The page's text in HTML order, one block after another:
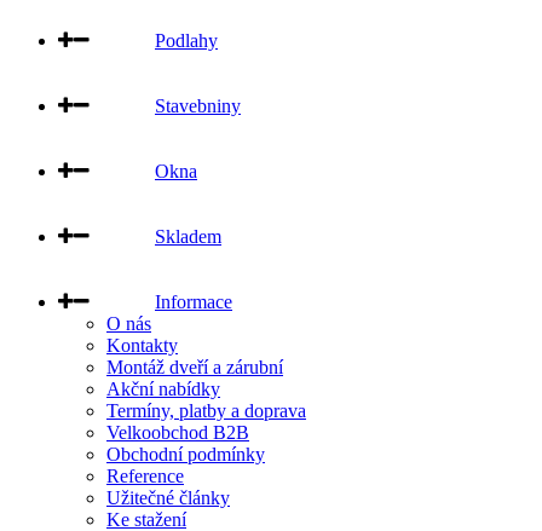
Podlahy
Stavebniny
Okna
Skladem
Informace
O nás
Kontakty
Montáž dveří a zárubní
Akční nabídky
Termíny, platby a doprava
Velkoobchod B2B
Obchodní podmínky
Reference
Užitečné články
Ke stažení